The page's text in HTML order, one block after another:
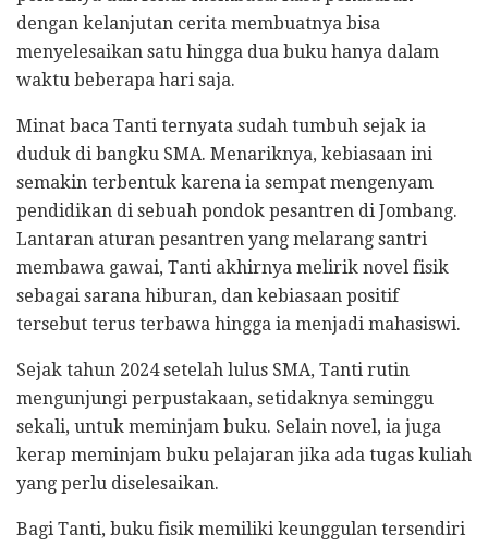
dengan kelanjutan cerita membuatnya bisa
menyelesaikan satu hingga dua buku hanya dalam
waktu beberapa hari saja.
Minat baca Tanti ternyata sudah tumbuh sejak ia
duduk di bangku SMA. Menariknya, kebiasaan ini
semakin terbentuk karena ia sempat mengenyam
pendidikan di sebuah pondok pesantren di Jombang.
Lantaran aturan pesantren yang melarang santri
membawa gawai, Tanti akhirnya melirik novel fisik
sebagai sarana hiburan, dan kebiasaan positif
tersebut terus terbawa hingga ia menjadi mahasiswi.
Sejak tahun 2024 setelah lulus SMA, Tanti rutin
mengunjungi perpustakaan, setidaknya seminggu
sekali, untuk meminjam buku. Selain novel, ia juga
kerap meminjam buku pelajaran jika ada tugas kuliah
yang perlu diselesaikan.
Bagi Tanti, buku fisik memiliki keunggulan tersendiri